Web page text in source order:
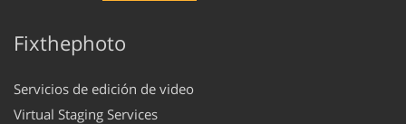
Fixthephoto
Servicios de edición de video
Virtual Staging Services